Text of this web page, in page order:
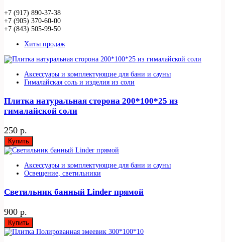
+7 (917) 890-37-38
+7 (905) 370-60-00
+7 (843) 505-99-50
Хиты продаж
Аксессуары и комплектующие для бани и сауны
Гималайская соль и изделия из соли
Плитка натуральная сторона 200*100*25 из
гималайской соли
250 р.
Купить
Аксессуары и комплектующие для бани и сауны
Освещение, светильники
Светильник банный Linder прямой
900 р.
Купить